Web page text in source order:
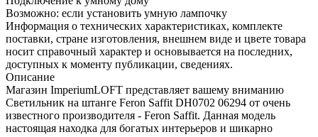
Возможно: если установить умную лампочку
Информация о технических характеристиках, комплекте
поставки, стране изготовления, внешнем виде и цвете товара
носит справочный характер и основывается на последних,
доступных к моменту публикации, сведениях.
Описание
Магазин ImperiumLOFT представляет вашему вниманию
Светильник на штанге Feron Saffit DH0702 06294 от очень
известного производителя - Feron Saffit. Данная модель
настоящая находка для богатых интерьеров и шикарно